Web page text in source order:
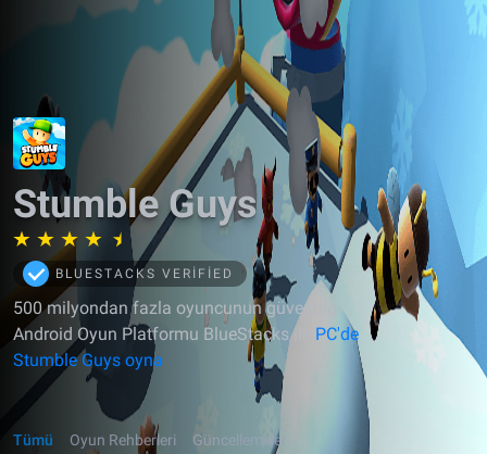
Stumble Guys
BLUESTACKS VERIFIED
500 milyondan fazla oyuncunun güvendiği
Android Oyun Platformu BlueStacks ile PC'de
Stumble Guys oyna
Tümü Oyun Rehberleri Güncellemeler